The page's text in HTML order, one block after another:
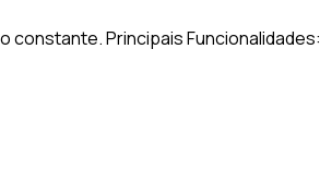
constante.Principais Funcionalidades: